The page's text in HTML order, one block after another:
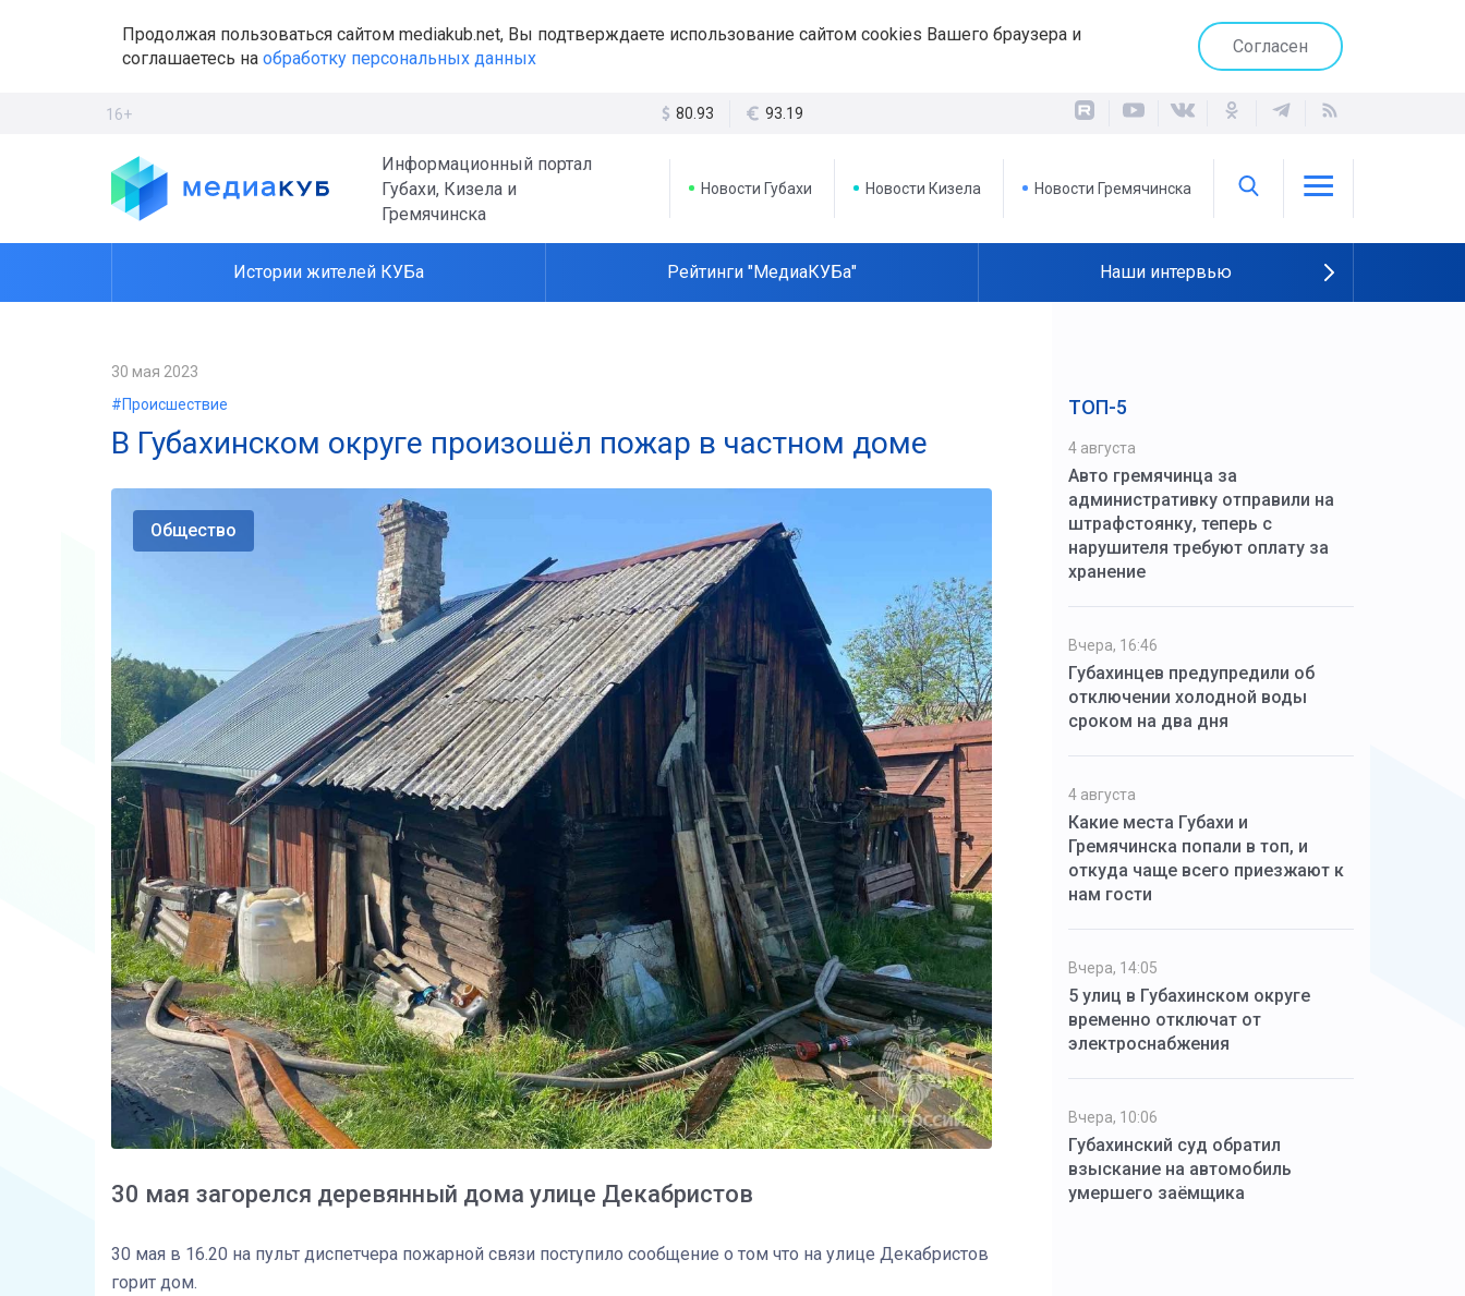
Продолжая пользоваться сайтом mediakub.net, Вы подтверждаете использование сайтом cookies Вашего браузера и
соглашаетесь на обработку персональных данных
Согласен
16+ 80.93 93.19
Информационный портал
Губахи, Кизела и
Гремячинска
Новости Губахи Новости Кизела Новости Гремячинска
Истории жителей КУБа Рейтинги "МедиаКУБа" Наши интервью
30 мая 2023
#Происшествие
В Губахинском округе произошёл пожар в частном доме
Общество
30 мая загорелся деревянный дома улице Декабристов
30 мая в 16.20 на пульт диспетчера пожарной связи поступило сообщение о том что на улице Декабристов
горит дом.
ТОП-5
4 августа
Авто гремячинца за
административку отправили на
штрафстоянку, теперь с
нарушителя требуют оплату за
хранение
Вчера, 16:46
Губахинцев предупредили об
отключении холодной воды
сроком на два дня
4 августа
Какие места Губахи и
Гремячинска попали в топ, и
откуда чаще всего приезжают к
нам гости
Вчера, 14:05
5 улиц в Губахинском округе
временно отключат от
электроснабжения
Вчера, 10:06
Губахинский суд обратил
взыскание на автомобиль
умершего заёмщика